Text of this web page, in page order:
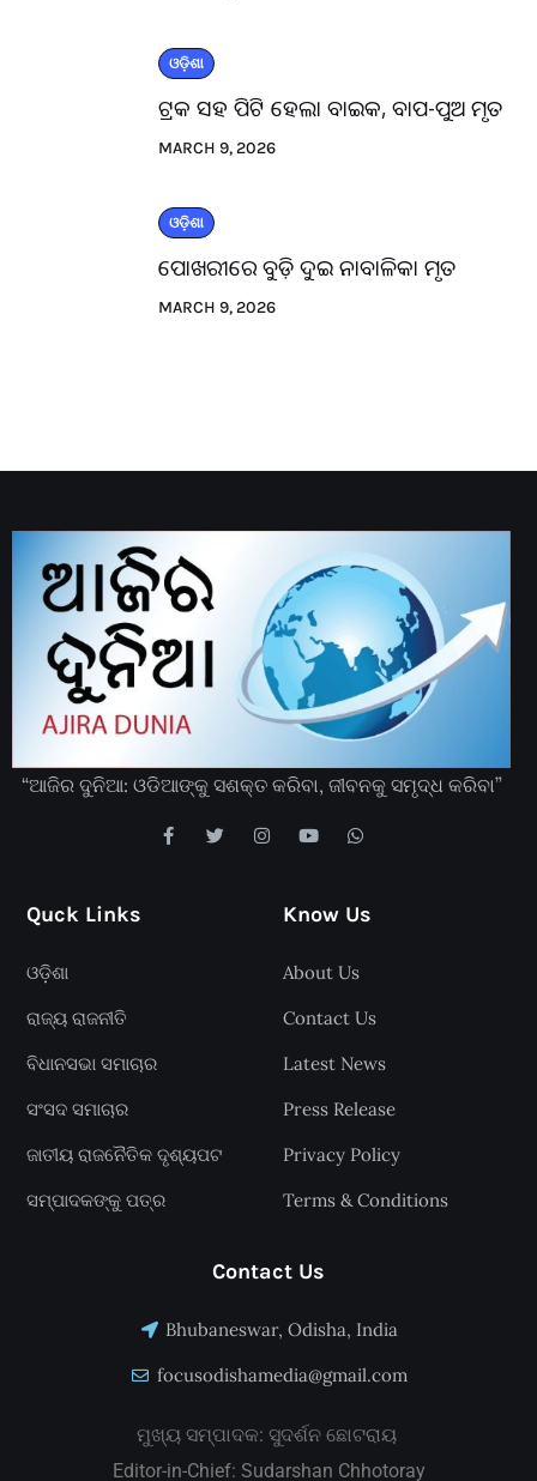
ଓଡ଼ିଶା
ଟ୍ରକ ସହ ପିଟି ହେଲା ବାଇକ, ବାପ-ପୁଅ ମୃତ
MARCH 9, 2026
ଓଡ଼ିଶା
ପୋଖରୀରେ ବୁଡ଼ି ଦୁଇ ନାବାଳିକା ମୃତ
MARCH 9, 2026
“ଆଜିର ଦୁନିଆ: ଓଡିଆଙ୍କୁ ସଶକ୍ତ କରିବା, ଜୀବନକୁ ସମୃଦ୍ଧ କରିବା”
Quck Links
ଓଡ଼ିଶା
ରାଜ୍ୟ ରାଜନୀତି
ବିଧାନସଭା ସମାଚାର
ସଂସଦ ସମାଚାର
ଜାତୀୟ ରାଜନୈତିକ ଦୃଶ୍ୟପଟ
ସମ୍ପାଦକଙ୍କୁ ପତ୍ର
Know Us
About Us
Contact Us
Latest News
Press Release
Privacy Policy
Terms & Conditions
Contact Us
Bhubaneswar, Odisha, India
focusodishamedia@gmail.com
ମୁଖ୍ୟ ସମ୍ପାଦକ: ସୁଦର୍ଶନ ଛୋଟରାୟ
Editor-in-Chief: Sudarshan Chhotoray